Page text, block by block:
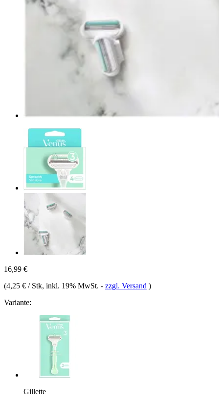
16,99 €
(4,25 € / Stk, inkl. 19% MwSt. - zzgl. Versand )
Variante:
Gillette